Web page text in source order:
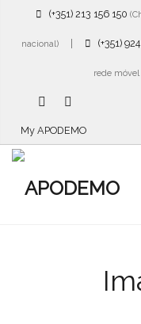
(+351) 213 156 150
nacional)| (+351)
rede
My APODEMO